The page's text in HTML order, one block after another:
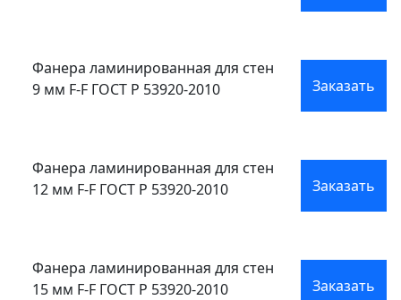
Фанера ламинированная для стен
9 мм F-F ГОСТ Р 53920-2010
Заказать
Фанера ламинированная для стен
12 мм F-F ГОСТ Р 53920-2010
Заказать
Фанера ламинированная для стен
15 мм F-F ГОСТ Р 53920-2010
Заказать